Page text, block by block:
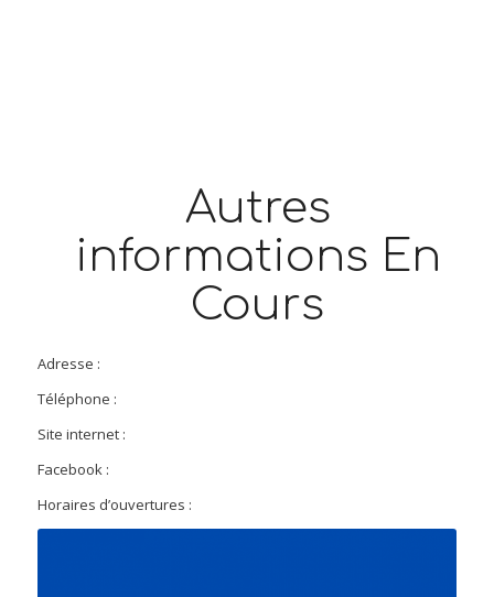
Autres
informations En
Cours
Adresse :
Téléphone :
Site internet :
Facebook :
Horaires d’ouvertures :